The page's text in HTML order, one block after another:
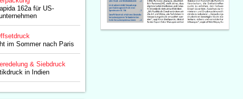
162a für US-
im Sommer nach Paris
& Siebdruck
in Indien